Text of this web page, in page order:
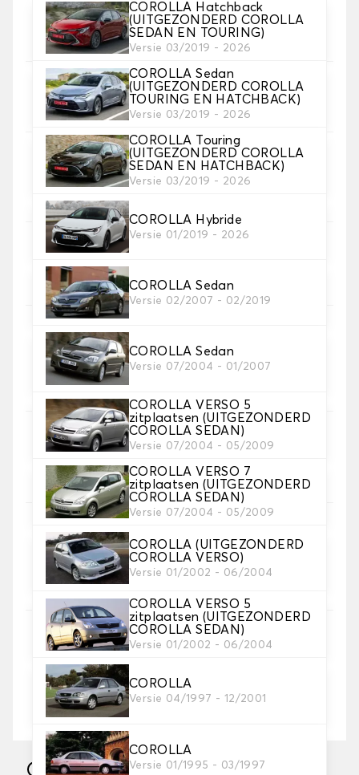
COROLLA Hatchback
(UITGEZONDERD COROLLA
SEDAN EN TOURING)
Versie 03/2019 - 2026
COROLLA Sedan
(UITGEZONDERD COROLLA
TOURING EN HATCHBACK)
Versie 03/2019 - 2026
COROLLA Touring
(UITGEZONDERD COROLLA
SEDAN EN HATCHBACK)
Versie 03/2019 - 2026
COROLLA Hybride
Versie 01/2019 - 2026
COROLLA Sedan
Versie 02/2007 - 02/2019
COROLLA Sedan
Versie 07/2004 - 01/2007
COROLLA VERSO 5
zitplaatsen (UITGEZONDERD
COROLLA SEDAN)
Versie 07/2004 - 05/2009
COROLLA VERSO 7
zitplaatsen (UITGEZONDERD
COROLLA SEDAN)
Versie 07/2004 - 05/2009
COROLLA (UITGEZONDERD
COROLLA VERSO)
Versie 01/2002 - 06/2004
COROLLA VERSO 5
zitplaatsen (UITGEZONDERD
COROLLA SEDAN)
Versie 01/2002 - 06/2004
COROLLA
Versie 04/1997 - 12/2001
COROLLA
Versie 01/1995 - 03/1997
2. Materiaal
Kies het materiaal van uw automatten
3. Aantal matten
Selecteer het aantal automatten dat je nodig hebt.
4. Tapijt kleuren
Kies de kleur van je tapijt ..
5. Materiaal riem
Kies het materiaal voor de riem.
6. Kleur koord
Kies de kleur van de riem.
7. Autogrip antislip®
voor een optimale grip
8. Hakstuk Aanbevolen
Voeg een verstevigend hielkussen toe aan de mat
van de bestuurder voor maximale bescherming.
Optie niet beschikbaar voor rubbermateriaal
9. Borduurwerk
voeg een persoonlijk tintje toe met een tekst en/off
een icoontje
Tekst en logo toevoegen+8,00 €
Vervaardigd in 10 werkdagen